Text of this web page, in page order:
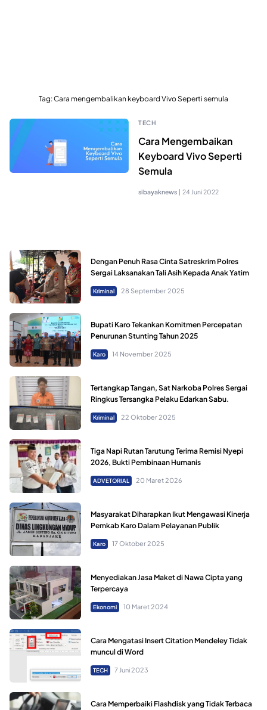
Tag:Cara mengembalikan keyboard Vivo Seperti semula
TECH
Cara Mengembaikan
Keyboard Vivo Seperti
Semula
sibayaknews | 24 Juni 2022
Dengan Penuh Rasa Cinta Satreskrim Polres
Sergai Laksanakan Tali Asih Kepada Anak Yatim
Kriminal 28 September 2025
Bupati Karo Tekankan Komitmen Percepatan
Penurunan Stunting Tahun 2025
Karo 14 November 2025
Tertangkap Tangan, Sat Narkoba Polres Sergai
Ringkus Tersangka Pelaku Edarkan Sabu.
Kriminal 22 Oktober 2025
Tiga Napi Rutan Tarutung Terima Remisi Nyepi
2026, Bukti Pembinaan Humanis
ADVETORIAL 20 Maret 2026
Masyarakat Diharapkan Ikut Mengawasi Kinerja
Pemkab Karo Dalam Pelayanan Publik
Karo 17 Oktober 2025
Menyediakan Jasa Maket di Nawa Cipta yang
Terpercaya
Ekonomi 10 Maret 2024
Cara Mengatasi Insert Citation Mendeley Tidak
muncul di Word
TECH 7 Juni 2023
Cara Memperbaiki Flashdisk yang Tidak Terbaca